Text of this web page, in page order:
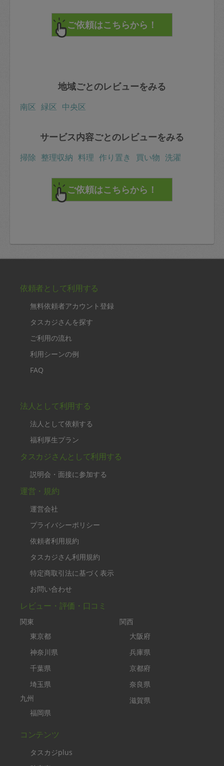
地域ごとのレビューをみる
南区 緑区 中央区
サービス内容ごとのレビューをみる
掃除 整理収納 料理 作り置き 買い物 洗濯
依頼者として利用する
無料依頼者アカウント登録
タスカジさんを探す
ご利用の流れ
利用シーンの例
FAQ
法人として利用する
法人として依頼する
福利厚生プラン
タスカジさんとして利用する
説明会・面接に参加する
運営・規約
運営会社
プライバシーポリシー
依頼者利用規約
タスカジさん利用規約
特定商取引法に基づく表示
お問い合わせ
レビュー・評価・口コミ
関東
東京都
神奈川県
千葉県
埼玉県
九州
福岡県
関西
大阪府
兵庫県
京都府
奈良県
滋賀県
コンテンツ
タスカジplus